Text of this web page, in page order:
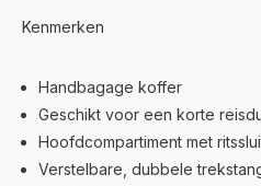
Kenmerken
Handbagage koffer
Geschikt voor een korte
Hoofdcompartiment met
Verstelbare, dubbele